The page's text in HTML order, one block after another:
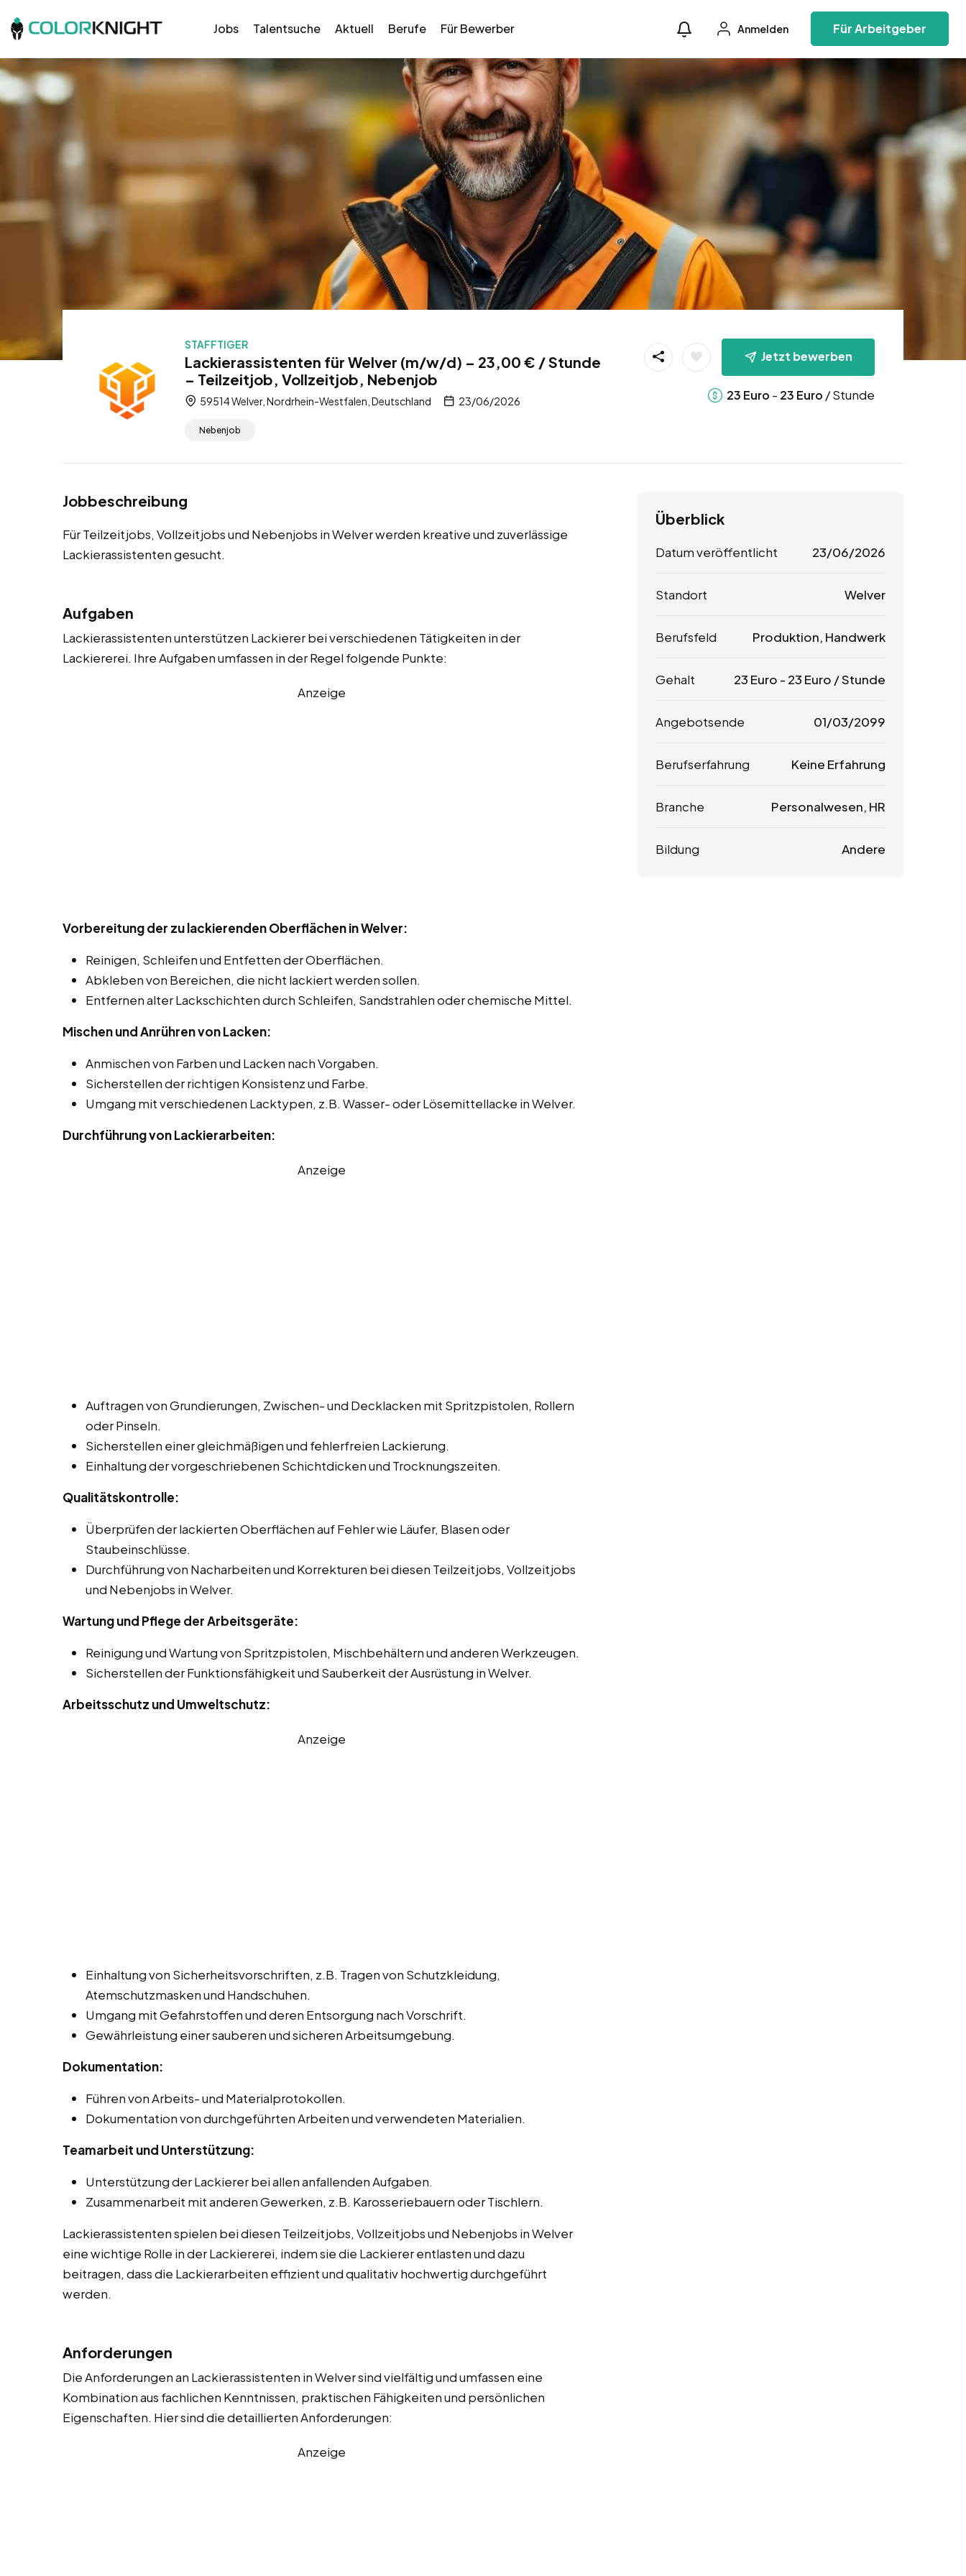
Jobs Talentsuche Aktuell Berufe Für Bewerber Anmelden Für Arbeitgeber
STAFFTIGER
Lackierassistenten für Welver (m/w/d) – 23,00 € / Stunde
– Teilzeitjob, Vollzeitjob, Nebenjob
59514 Welver, Nordrhein-Westfalen, Deutschland 23/06/2026
Nebenjob
Jetzt bewerben
23 Euro - 23 Euro / Stunde
Jobbeschreibung
Für Teilzeitjobs, Vollzeitjobs und Nebenjobs in Welver werden kreative und zuverlässige
Lackierassistenten gesucht.
Aufgaben
Lackierassistenten unterstützen Lackierer bei verschiedenen Tätigkeiten in der
Lackiererei. Ihre Aufgaben umfassen in der Regel folgende Punkte:
Anzeige
Vorbereitung der zu lackierenden Oberflächen in Welver:
Reinigen, Schleifen und Entfetten der Oberflächen.
Abkleben von Bereichen, die nicht lackiert werden sollen.
Entfernen alter Lackschichten durch Schleifen, Sandstrahlen oder chemische Mittel.
Mischen und Anrühren von Lacken:
Anmischen von Farben und Lacken nach Vorgaben.
Sicherstellen der richtigen Konsistenz und Farbe.
Umgang mit verschiedenen Lacktypen, z.B. Wasser- oder Lösemittellacke in Welver.
Durchführung von Lackierarbeiten:
Anzeige
Auftragen von Grundierungen, Zwischen- und Decklacken mit Spritzpistolen, Rollern
oder Pinseln.
Sicherstellen einer gleichmäßigen und fehlerfreien Lackierung.
Einhaltung der vorgeschriebenen Schichtdicken und Trocknungszeiten.
Qualitätskontrolle:
Überprüfen der lackierten Oberflächen auf Fehler wie Läufer, Blasen oder
Staubeinschlüsse.
Durchführung von Nacharbeiten und Korrekturen bei diesen Teilzeitjobs, Vollzeitjobs
und Nebenjobs in Welver.
Wartung und Pflege der Arbeitsgeräte:
Reinigung und Wartung von Spritzpistolen, Mischbehältern und anderen Werkzeugen.
Sicherstellen der Funktionsfähigkeit und Sauberkeit der Ausrüstung in Welver.
Arbeitsschutz und Umweltschutz:
Anzeige
Einhaltung von Sicherheitsvorschriften, z.B. Tragen von Schutzkleidung,
Atemschutzmasken und Handschuhen.
Umgang mit Gefahrstoffen und deren Entsorgung nach Vorschrift.
Gewährleistung einer sauberen und sicheren Arbeitsumgebung.
Dokumentation:
Führen von Arbeits- und Materialprotokollen.
Dokumentation von durchgeführten Arbeiten und verwendeten Materialien.
Teamarbeit und Unterstützung:
Unterstützung der Lackierer bei allen anfallenden Aufgaben.
Zusammenarbeit mit anderen Gewerken, z.B. Karosseriebauern oder Tischlern.
Lackierassistenten spielen bei diesen Teilzeitjobs, Vollzeitjobs und Nebenjobs in Welver
eine wichtige Rolle in der Lackiererei, indem sie die Lackierer entlasten und dazu
beitragen, dass die Lackierarbeiten effizient und qualitativ hochwertig durchgeführt
werden.
Anforderungen
Die Anforderungen an Lackierassistenten in Welver sind vielfältig und umfassen eine
Kombination aus fachlichen Kenntnissen, praktischen Fähigkeiten und persönlichen
Eigenschaften. Hier sind die detaillierten Anforderungen:
Anzeige
Überblick
Datum veröffentlicht 23/06/2026
Standort Welver
Berufsfeld Produktion, Handwerk
Gehalt 23 Euro - 23 Euro / Stunde
Angebotsende 01/03/2099
Berufserfahrung Keine Erfahrung
Branche Personalwesen, HR
Bildung Andere